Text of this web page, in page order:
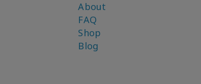
About
FAQ
Shop
Blog